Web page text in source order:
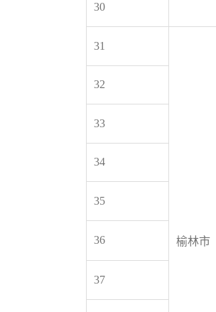
30
31
榆林市
32
33
34
35
36
37